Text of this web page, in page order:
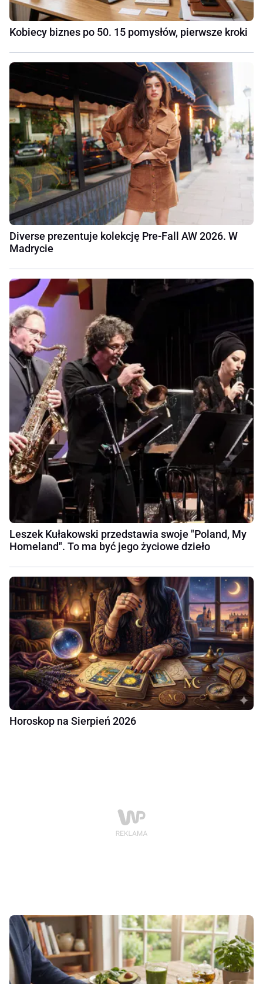
Kobiecy biznes po 50. 15 pomysłów, pierwsze kroki
Diverse prezentuje kolekcję Pre-Fall AW 2026. W
Madrycie
Leszek Kułakowski przedstawia swoje "Poland, My
Homeland". To ma być jego życiowe dzieło
Horoskop na Sierpień 2026